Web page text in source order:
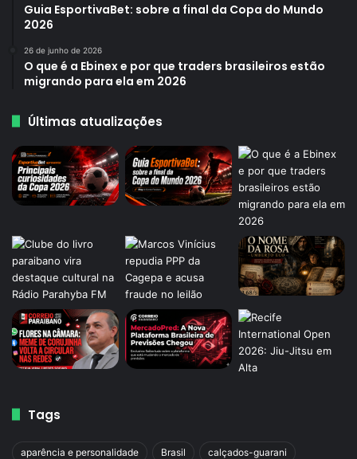
Guia EsportivaBet: sobre a final da Copa do Mundo
2026
26 de junho de 2026
O que é a Ebinex e por que traders brasileiros estão
migrando para ela em 2026
Últimas atualizações
Tags
aparência e personalidade Brasil calçados-guarani